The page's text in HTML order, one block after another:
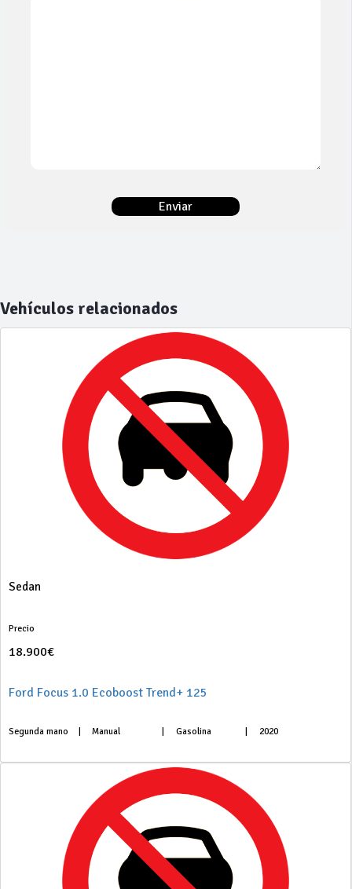
Vehículos relacionados
Sedan
Precio
18.900€
Ford Focus 1.0 Ecoboost Trend+ 125
Segunda mano Manual Gasolina 2020